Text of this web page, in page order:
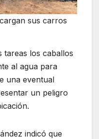
sus carros
tareas los caballos
al agua para
una eventual
un peligro
indicó que